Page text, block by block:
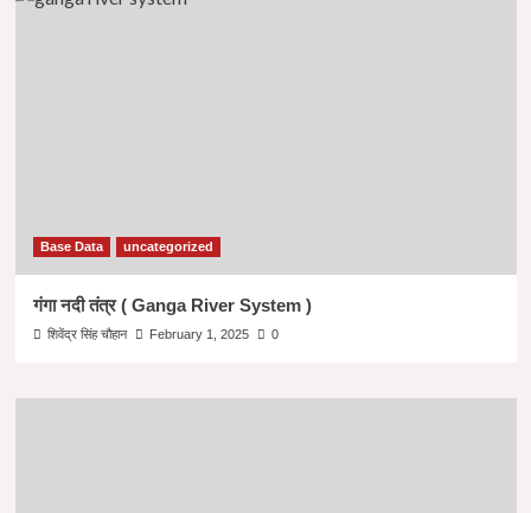
Base Data uncategorized
गंगा नदी तंत्र ( Ganga River System )
शिवेंद्र सिंह चौहान February 1, 2025 0